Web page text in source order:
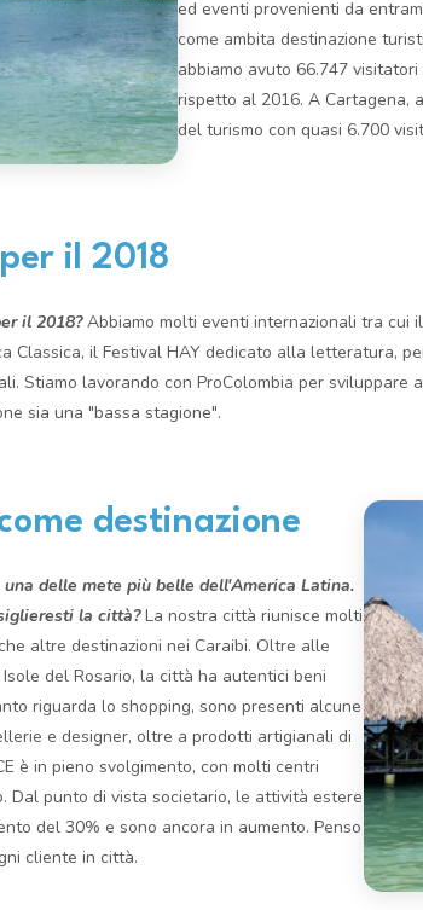
ed eventi provenienti da
come ambita destinazione
abbiamo avuto 66.747
rispetto al 2016. A Cartagena,
del turismo con quasi 6.700
il 2018
il 2018? Abbiamo molti eventi internazionali tra cui
Classica, il Festival HAY dedicato alla letteratura,
Stiamo lavorando con ProColombia per
sia una "bassa stagione".
destinazione
delle mete più belle dell'America Latina.
la città? La nostra città riunisce molti
altre destinazioni nei Caraibi. Oltre alle
del Rosario, la città ha autentici beni
riguarda lo shopping, sono presenti alcune
e designer, oltre a prodotti artigianali di
è in pieno svolgimento, con molti centri
Dal punto di vista societario, le attività estere
del 30% e sono ancora in aumento. Penso
cliente in città.